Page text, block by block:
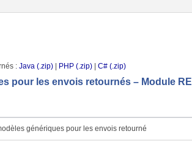
: Java (.zip) PHP (.zip) C# (.zip)
pour les envois retournés – Module
génériques pour les envois retourné